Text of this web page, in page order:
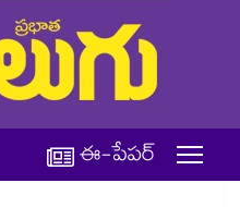
ఈ-పేపర్